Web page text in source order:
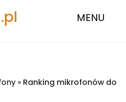
MENU
» Ranking mikrofonów do